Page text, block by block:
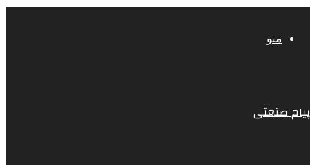
منو
پیام صنعتی